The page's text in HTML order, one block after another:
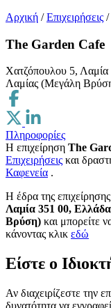
Αρχική / Επιχειρήσεις /
The Garden Cafe
Χατζόπουλου 5, Λαμία
Λαμίας (Μεγάλη
Πληροφορίες
Η επιχείρηση The
Επιχειρήσεις και
Καφενεία .
H έδρα της
Λαμία 351 00,
Βρύση) και μπορείτε
κάνοντας κλικ εδώ
Είστε ο
Αν διαχειρίζεστε την